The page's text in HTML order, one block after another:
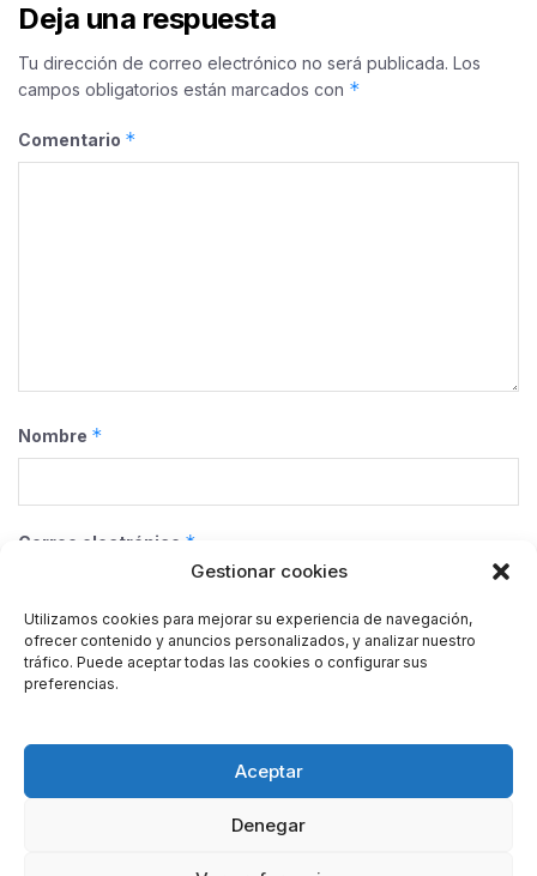
Gestionar cookies
Utilizamos cookies para mejorar su experiencia de navegación,
ofrecer contenido y anuncios personalizados, y analizar nuestro
tráfico. Puede aceptar todas las cookies o configurar sus
preferencias.
Aceptar
Denegar
Deja una respuesta
Tu dirección de correo electrónico no será publicada. Los
campos obligatorios están marcados con *
Comentario *
Nombre *
Correo electrónico *
Web
navegador para la próxima vez que comente.